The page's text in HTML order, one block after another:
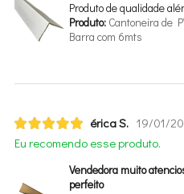
Produto de qualidade
Produto:Cantoneira de
Barra com 6mts
érica S. 19/01/
Eu recomendo esse produto.
Vendedora muito
perfeito